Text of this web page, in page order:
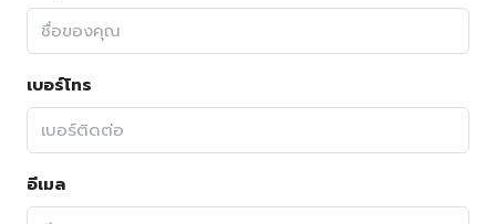
เบอร์โทร
อีเมล